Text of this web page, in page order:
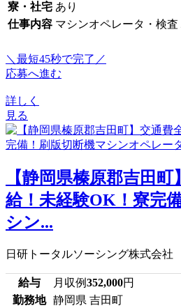
寮・社宅 あり
仕事内容 マシンオペレータ・検査
＼最短45秒で完了／
応募へ進む
詳しく
見る
【静岡県榛原郡吉田
給！未経験OK！寮完
シン...
日研トータルソーシング株式会社
給与 月収例352,000円
勤務地
静岡県 吉田町